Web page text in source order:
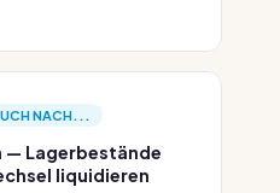
NACH...
— Lagerbestände
liquidieren